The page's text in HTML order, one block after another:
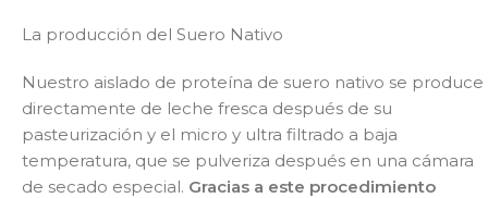
La producción del Suero Nativo
Nuestro aislado de proteína de suero nativo se produce
directamente de leche fresca después de su
pasteurización y el micro y ultra filtrado a baja
temperatura, que se pulveriza después en una cámara
de secado especial. Gracias a este procedimiento